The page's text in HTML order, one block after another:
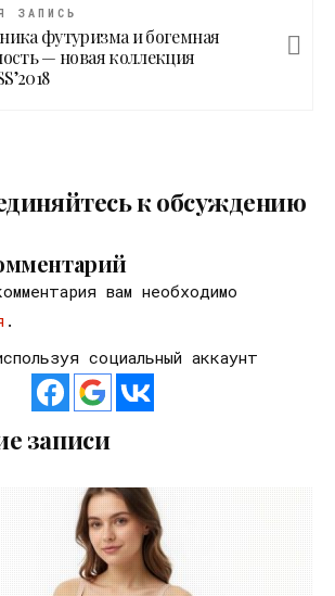
ЗАПИСЬ
футуризма и богемная
— новая коллекция
к обсуждению
вам необходимо
.
социальный аккаунт
записи